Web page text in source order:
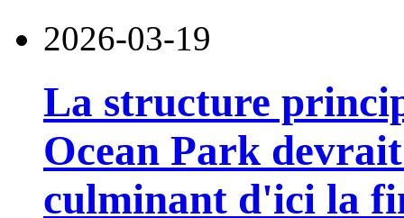
2026-03-19
La structure
Ocean Park
culminant d'ici la